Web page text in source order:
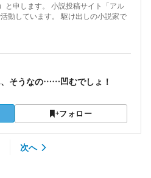
と申します。 小説投稿サイト「アル
動しています。 駆け出しの小説家で
そうなの……凹むでしょ！
フォロー
次へ